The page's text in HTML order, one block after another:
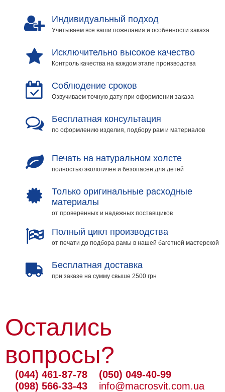
Индивидуальный подход
Учитываем все ваши пожелания и особенности заказа
Исключительно высокое качество
Контроль качества на каждом этапе производства
Соблюдение сроков
Озвучиваем точную дату при оформлении заказа
Бесплатная консультация
по оформлению изделия, подбору рам и материалов
Печать на натуральном холсте
полностью экологичен и безопасен для детей
Только оригинальные расходные
материалы
от проверенных и надежных поставщиков
Полный цикл производства
от печати до подбора рамы в нашей багетной мастерской
Бесплатная доставка
при заказе на сумму свыше 2500 грн
Остались
вопросы?
(044) 461-87-78
(098) 566-33-43
(050) 049-40-99
info@macrosvit.com.ua